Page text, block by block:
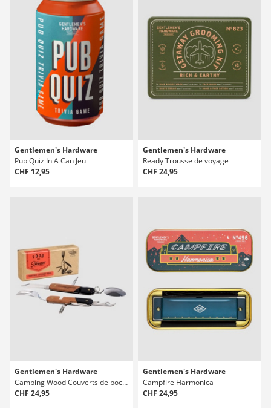
Gentlemen's Hardware
Pub Quiz In A Can Jeu
CHF 12,95
Gentlemen's Hardware
Ready Trousse de voyage
CHF 24,95
Gentlemen's Hardware
Camping Wood Couverts de poche
CHF 24,95
Gentlemen's Hardware
Campfire Harmonica
CHF 24,95